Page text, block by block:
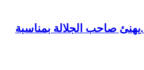
صاحب الجلالة بمناسبة